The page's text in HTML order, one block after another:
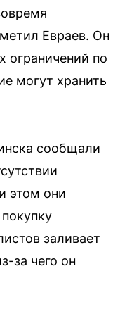
Евраев. Он
ограничений по
могут хранить
сообщали
этом они
заливает
за чего он